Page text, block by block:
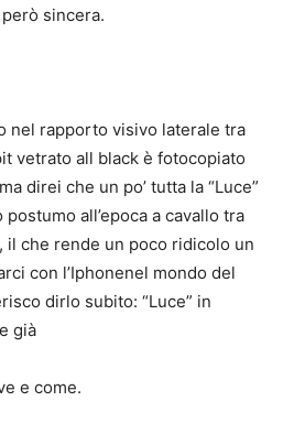
sincera.
nel rapporto visivo laterale tra
vetrato all black è fotocopiato
direi che un po’ tutta la “Luce”
all’epoca a cavallo tra
il che rende un poco ridicolo un
con l’Iphonenel mondo del
dirlo subito: “Luce” in
già
e come.